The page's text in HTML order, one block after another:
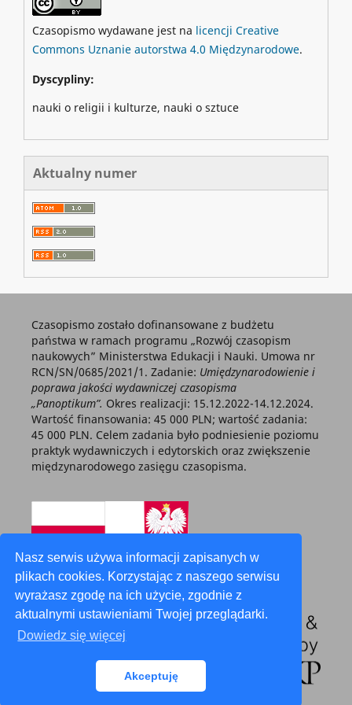
Nasz serwis używa informacji zapisanych w
plikach cookies. Korzystając z naszego serwisu
wyrażasz zgodę na ich użycie, zgodnie z
aktualnymi ustawieniami Twojej przeglądarki.
Dowiedz się więcej
Akceptuję
Czasopismo wydawane jest na licencji Creative
Commons Uznanie autorstwa 4.0 Międzynarodowe.
Dyscypliny:
nauki o religii i kulturze, nauki o sztuce
Aktualny numer
Czasopismo zostało dofinansowane z budżetu
państwa w ramach programu „Rozwój czasopism
naukowych” Ministerstwa Edukacji i Nauki. Umowa nr
RCN/SN/0685/2021/1. Zadanie: Umiędzynarodowienie i
poprawa jakości wydawniczej czasopisma
„Panoptikum”. Okres realizacji: 15.12.2022-14.12.2024.
Wartość finansowania: 45 000 PLN; wartość zadania:
45 000 PLN. Celem zadania było podniesienie poziomu
praktyk wydawniczych i edytorskich oraz zwiększenie
międzynarodowego zasięgu czasopisma.